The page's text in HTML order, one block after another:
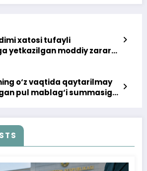
xatosi tufayli
yetkazilgan moddiy zarar
o‘z vaqtida qaytarilmay
pul mablag‘i summasiga